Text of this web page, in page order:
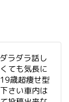
ラダラ話し
ても気長に
歳超痩せ型
さい車内は